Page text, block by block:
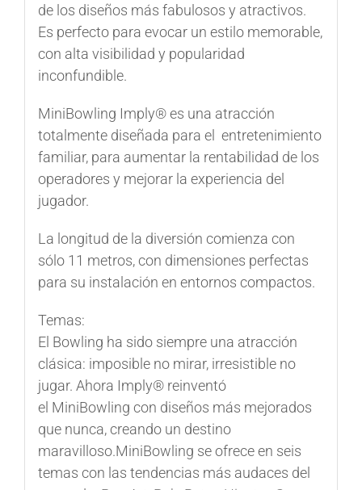
de los diseños más fabulosos y atractivos.
Es perfecto para evocar un estilo memorable,
con alta visibilidad y popularidad
inconfundible.
MiniBowling Imply® es una atracción
totalmente diseñada para el entretenimiento
familiar, para aumentar la rentabilidad de los
operadores y mejorar la experiencia del
jugador.
La longitud de la diversión comienza con
sólo 11 metros, con dimensiones perfectas
para su instalación en entornos compactos.
Temas:
El Bowling ha sido siempre una atracción
clásica: imposible no mirar, irresistible no
jugar. Ahora Imply® reinventó
el MiniBowling con diseños más mejorados
que nunca, creando un destino
maravilloso.MiniBowling se ofrece en seis
temas con las tendencias más audaces del